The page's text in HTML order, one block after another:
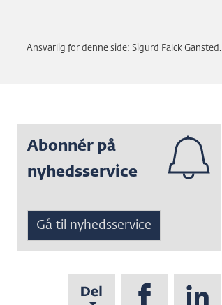
Ansvarlig for denne side: Sigurd Falck Gansted.
Abonnér på
nyhedsservice
Gå til nyhedsservice